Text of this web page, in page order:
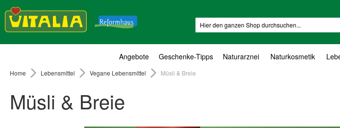
Angebote Geschenke-Tipps Naturarznei Naturkosmetik
Home Lebensmittel Vegane Lebensmittel Müsli & Breie
Müsli & Breie